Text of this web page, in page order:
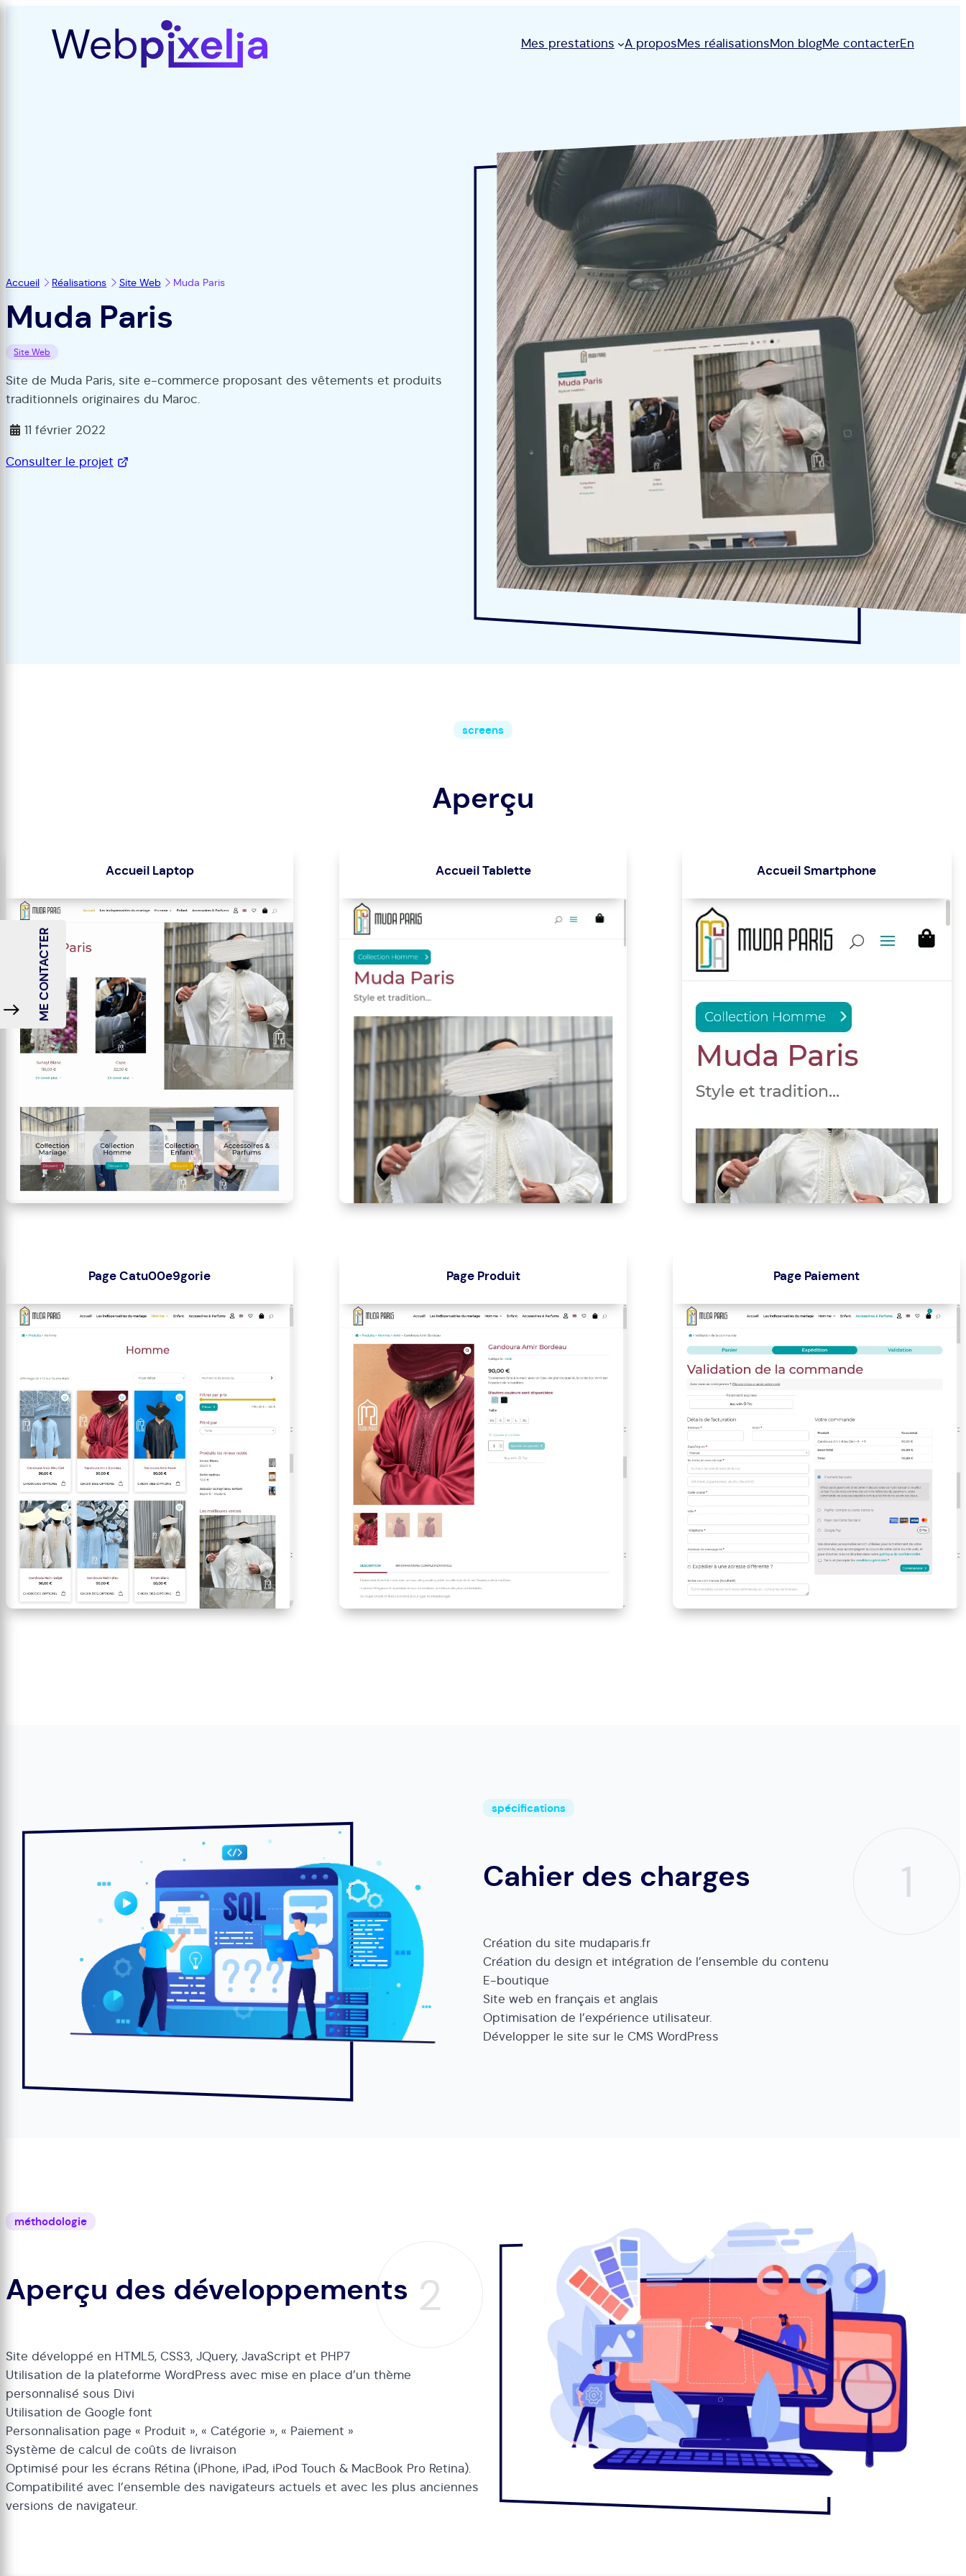
Mes prestations A proposMes réalisationsMon blogMe contacterEn
ME CONTACTER
Accueil Réalisations Site Web Muda Paris
Muda Paris
Site Web
Site de Muda Paris, site e-commerce proposant des vêtements et produits
traditionnels originaires du Maroc.
11 février 2022
Consulter le projet
screens
Aperçu
Accueil Laptop Accueil Tablette Accueil Smartphone
Page Catu00e9gorie Page Produit Page Paiement
1
spécifications
Cahier des charges
Création du site mudaparis.fr
Création du design et intégration de l’ensemble du contenu
E-boutique
Site web en français et anglais
Optimisation de l’expérience utilisateur.
Développer le site sur le CMS WordPress
2
méthodologie
Aperçu des développements
Site développé en HTML5, CSS3, JQuery, JavaScript et PHP7
Utilisation de la plateforme WordPress avec mise en place d’un thème
personnalisé sous Divi
Utilisation de Google font
Personnalisation page « Produit », « Catégorie », « Paiement »
Système de calcul de coûts de livraison
Optimisé pour les écrans Rétina (iPhone, iPad, iPod Touch & MacBook Pro Retina).
Compatibilité avec l’ensemble des navigateurs actuels et avec les plus anciennes
versions de navigateur.